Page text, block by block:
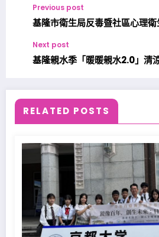
Previous post
基隆市衛生局反毒暨社區心理衛
Next post
基隆親水季「暖暖親水2.0」清
RELATED POSTS